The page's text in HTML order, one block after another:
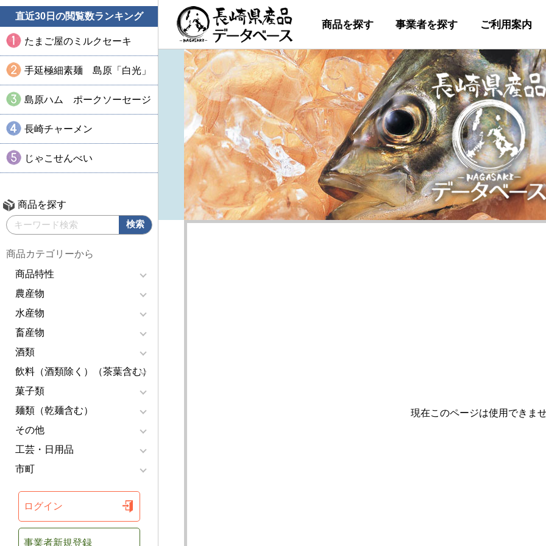
直近30日の閲覧数ランキング
たまご屋のミルクセーキ
手延極細素麺 島原「白光」
島原ハム ポークソーセージ
長崎チャーメン
じゃこせんべい
商品を探す
商品カテゴリーから
商品特性
農産物
水産物
畜産物
酒類
飲料（酒類除く）（茶葉含む）
菓子類
麺類（乾麺含む）
その他
工芸・日用品
市町
ログイン
事業者新規登録
商品を探す 事業者を探す ご利用案内
現在このページは使用できま